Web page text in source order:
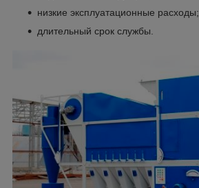
низкие эксплуатационные расходы;
длительный срок службы.